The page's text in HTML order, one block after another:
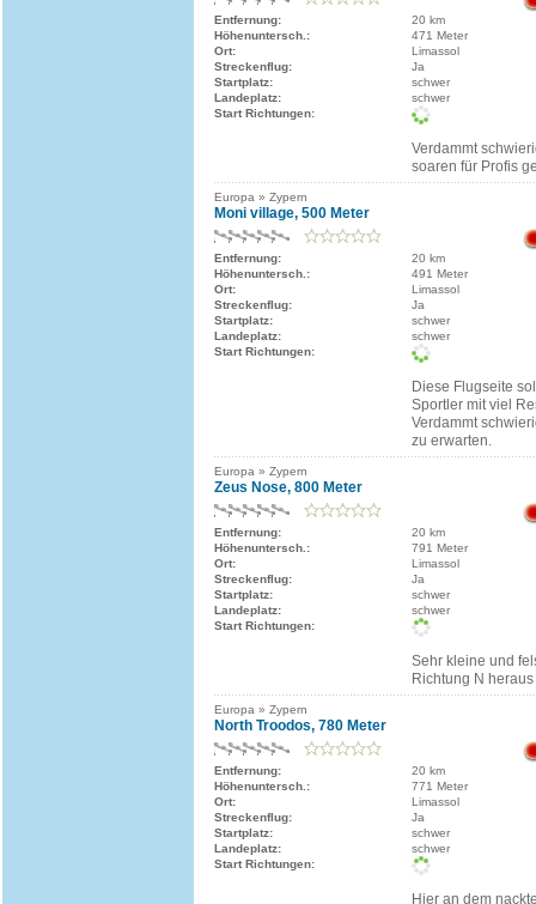
Entfernung:
20 km
Höhenuntersch.:
471 Meter
Ort:
Limassol
Streckenflug:
Ja
Startplatz:
schwer
Landeplatz:
schwer
Start Richtungen:
Verdammt
soaren für Profis
Europa » Zypern
Moni village, 500 Meter
Entfernung:
20 km
Höhenuntersch.:
491 Meter
Ort:
Limassol
Streckenflug:
Ja
Startplatz:
schwer
Landeplatz:
schwer
Start Richtungen:
Diese Flugseite
Sportler mit viel
Verdammt
zu erwarten.
Europa » Zypern
Zeus Nose, 800 Meter
Entfernung:
20 km
Höhenuntersch.:
791 Meter
Ort:
Limassol
Streckenflug:
Ja
Startplatz:
schwer
Landeplatz:
schwer
Start Richtungen:
Sehr kleine und
Richtung N
Europa » Zypern
North Troodos, 780 Meter
Entfernung:
20 km
Höhenuntersch.:
771 Meter
Ort:
Limassol
Streckenflug:
Ja
Startplatz:
schwer
Landeplatz:
schwer
Start Richtungen:
Hier an dem